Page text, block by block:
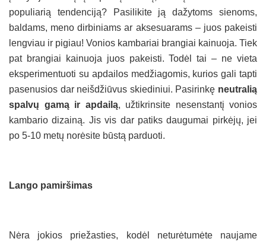
populiarią tendenciją? Pasilikite ją dažytoms sienoms,
baldams, meno dirbiniams ar aksesuarams – juos pakeisti
lengviau ir pigiau! Vonios kambariai brangiai kainuoja. Tiek
pat brangiai kainuoja juos pakeisti. Todėl tai – ne vieta
eksperimentuoti su apdailos medžiagomis, kurios gali tapti
pasenusios dar neišdžiūvus skiediniui. Pasirinkę neutralią
spalvų gamą ir apdailą, užtikrinsite nesenstantį vonios
kambario dizainą. Jis vis dar patiks daugumai pirkėjų, jei
po 5-10 metų norėsite būstą parduoti.
Lango pamiršimas
Nėra jokios priežasties, kodėl neturėtumėte naujame